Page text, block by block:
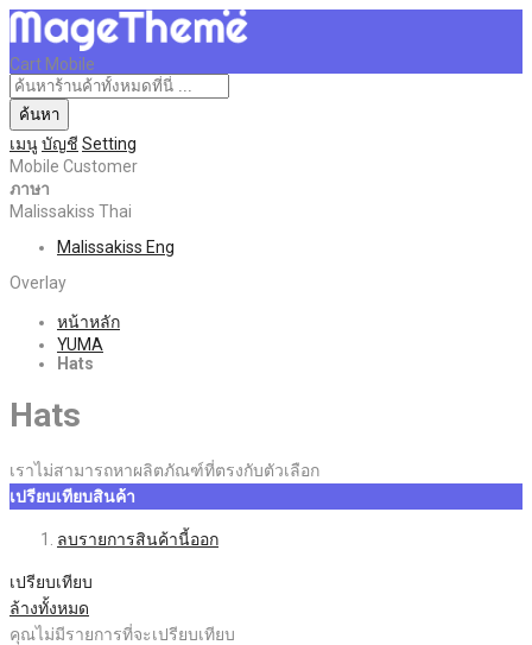
Cart Mobile
ค้นหา
เมนูบัญชี Setting
Mobile Customer
ภาษา
Malissakiss Thai
Malissakiss Eng
Overlay
หน้าหลัก
YUMA
Hats
Hats
เราไม่สามารถหาผลิตภัณฑ์ที่ตรงกับตัวเลือก
เปรียบเทียบสินค้า
ลบรายการสินค้านี้ออก
เปรียบเทียบ
ล้างทั้งหมด
คุณไม่มีรายการที่จะเปรียบเทียบ